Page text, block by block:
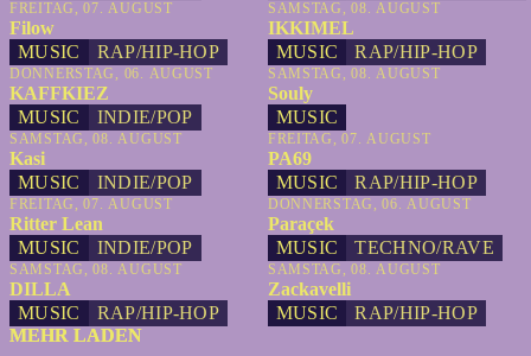
FREITAG, 07. AUGUST
Filow
MUSIC
RAP/HIP-HOP
SAMSTAG, 08. AUGUST
IKKIMEL
MUSIC
RAP/HIP-HOP
DONNERSTAG, 06. AUGUST
KAFFKIEZ
MUSIC
INDIE/POP
SAMSTAG, 08. AUGUST
Souly
MUSIC
SAMSTAG, 08. AUGUST
Kasi
MUSIC
INDIE/POP
FREITAG, 07. AUGUST
PA69
MUSIC
RAP/HIP-HOP
FREITAG, 07. AUGUST
Ritter Lean
MUSIC
INDIE/POP
DONNERSTAG, 06. AUGUST
Paraçek
MUSIC
TECHNO/RAVE
SAMSTAG, 08. AUGUST
DILLA
MUSIC
RAP/HIP-HOP
SAMSTAG, 08. AUGUST
Zackavelli
MUSIC
RAP/HIP-HOP
MEHR LADEN
MEHR LADEN